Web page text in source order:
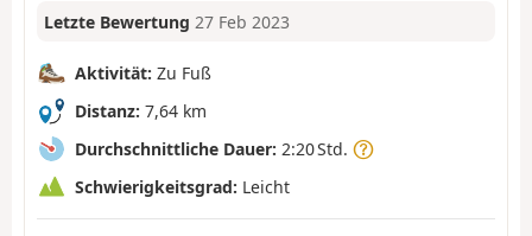
Letzte Bewertung 27 Feb 2023
Aktivität: Zu Fuß
Distanz: 7,64 km
Durchschnittliche Dauer: 2:20 Std.
Schwierigkeitsgrad: Leicht